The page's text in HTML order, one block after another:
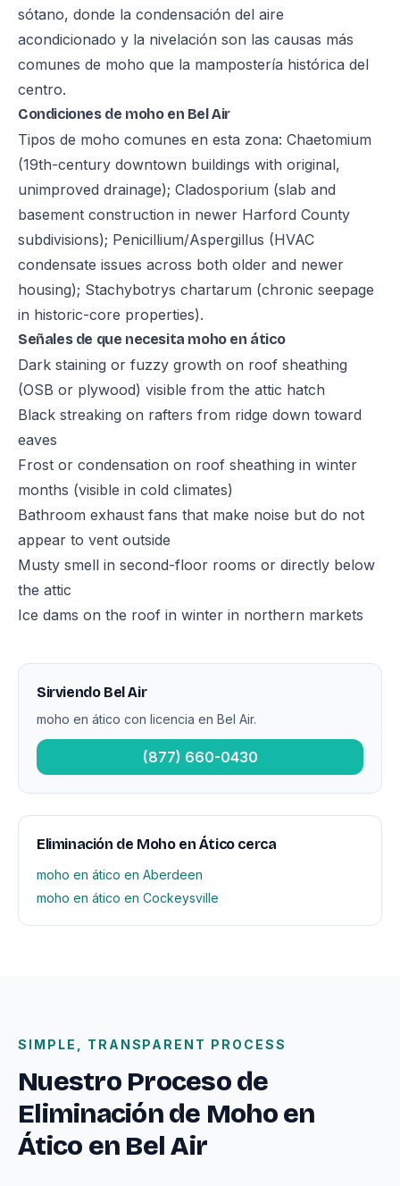
sótano, donde la condensación del aire
acondicionado y la nivelación son las causas más
comunes de moho que la mampostería histórica del
centro.
Condiciones de moho en Bel Air
Tipos de moho comunes en esta zona: Chaetomium
(19th-century downtown buildings with original,
unimproved drainage); Cladosporium (slab and
basement construction in newer Harford County
subdivisions); Penicillium/Aspergillus (HVAC
condensate issues across both older and newer
housing); Stachybotrys chartarum (chronic seepage
in historic-core properties).
Señales de que necesita moho en ático
Dark staining or fuzzy growth on roof sheathing
(OSB or plywood) visible from the attic hatch
Black streaking on rafters from ridge down toward
eaves
Frost or condensation on roof sheathing in winter
months (visible in cold climates)
Bathroom exhaust fans that make noise but do not
appear to vent outside
Musty smell in second-floor rooms or directly below
the attic
Ice dams on the roof in winter in northern markets
Sirviendo Bel Air
moho en ático con licencia en Bel Air.
(877) 660-0430
Eliminación de Moho en Ático cerca
moho en ático en Aberdeen
moho en ático en Cockeysville
SIMPLE, TRANSPARENT PROCESS
Nuestro Proceso de
Eliminación de Moho en
Ático en Bel Air